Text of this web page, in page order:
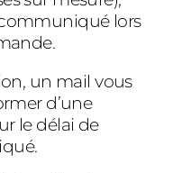
lors
un mail vous
d’une
le délai de